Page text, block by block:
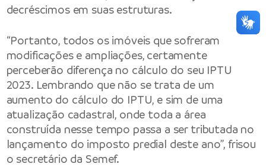
decréscimos em suas estruturas.
“Portanto, todos os imóveis que sofreram
modificações e ampliações, certamente
perceberão diferença no cálculo do seu IPTU
2023. Lembrando que não se trata de um
aumento do cálculo do IPTU, e sim de uma
atualização cadastral, onde toda a área
construída nesse tempo passa a ser tributada no
lançamento do imposto predial deste ano”, frisou
o secretário da Semef.